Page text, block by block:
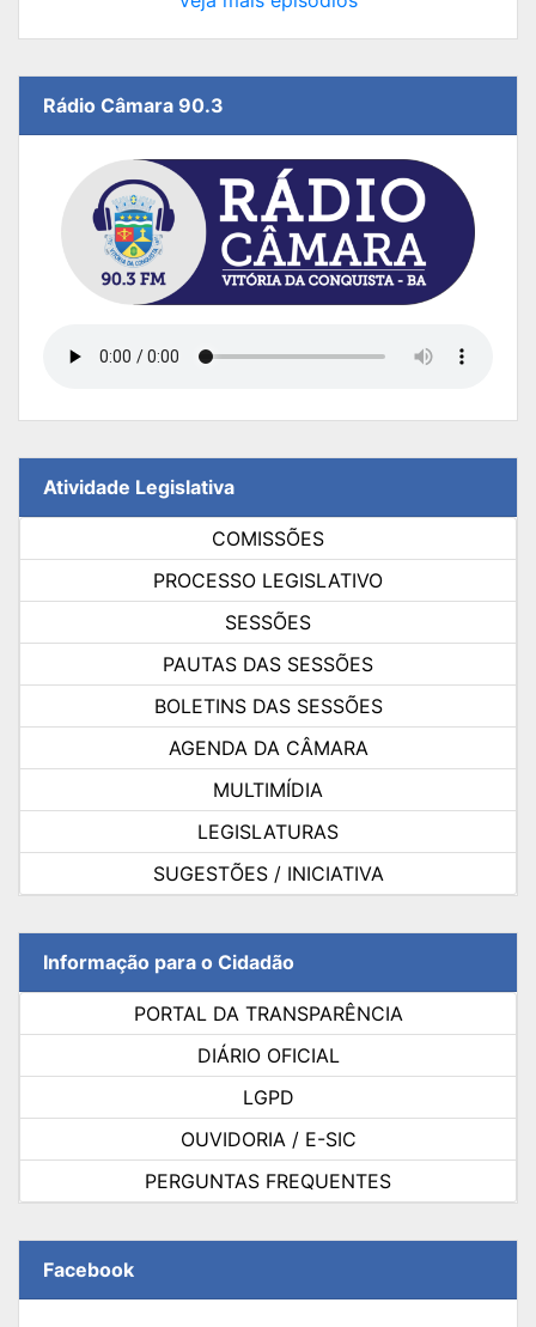
Rádio Câmara 90.3
Atividade Legislativa
COMISSÕES
PROCESSO LEGISLATIVO
SESSÕES
PAUTAS DAS SESSÕES
BOLETINS DAS SESSÕES
AGENDA DA CÂMARA
MULTIMÍDIA
LEGISLATURAS
SUGESTÕES / INICIATIVA
Informação para o Cidadão
PORTAL DA TRANSPARÊNCIA
DIÁRIO OFICIAL
LGPD
OUVIDORIA / E-SIC
PERGUNTAS FREQUENTES
Facebook